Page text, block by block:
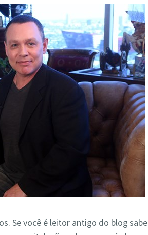
Se você é leitor antigo do blog sabe